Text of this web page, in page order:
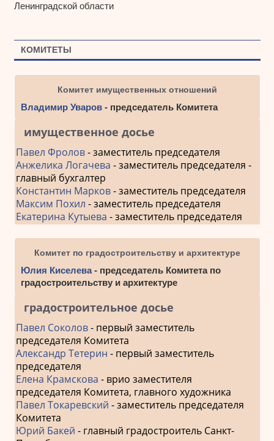
Ленинградской области
КОМИТЕТЫ
Комитет имущественных отношений
Владимир Уваров- председатель Комитета
имущественное досье
Павел Фролов- заместитель председателя
Анжелика Логачева - заместитель председателя -
главный бухгалтер
Константин Марков- заместитель председателя
Максим Похил - заместитель председателя
Екатерина Кутыева - заместитель председателя
Комитет по градостроительству и архитектуре
Юлия Киселева- председатель Комитета по
градостроительству и архитектуре
градостроительное досье
Павел Соколов- первый заместитель
председателя Комитета
Александр Тетерин - первый заместитель
председателя
Елена Крамскова - врио заместителя
председателя Комитета, главного художника
Павел Токаревский - заместитель председателя
Комитета
Юрий Бакей - главный градостроитель Санкт-